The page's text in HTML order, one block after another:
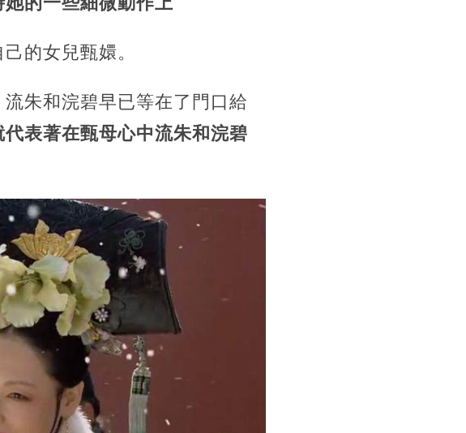
的女兒甄嬛。
朱和浣碧早已等在了門口給
代表著在甄母心中流朱和浣碧